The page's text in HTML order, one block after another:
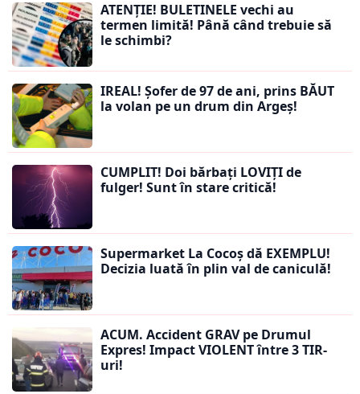
ATENȚIE! BULETINELE vechi au
termen limită! Până când trebuie să
le schimbi?
IREAL! Șofer de 97 de ani, prins BĂUT
la volan pe un drum din Argeș!
CUMPLIT! Doi bărbați LOVIȚI de
fulger! Sunt în stare critică!
Supermarket La Cocoș dă EXEMPLU!
Decizia luată în plin val de caniculă!
ACUM. Accident GRAV pe Drumul
Expres! Impact VIOLENT între 3 TIR-
uri!